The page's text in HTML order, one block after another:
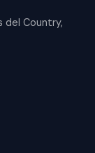
del Country,